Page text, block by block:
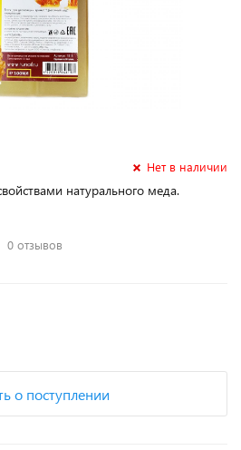
Нет в наличии
натурального меда.
0 отзывов
о поступлении